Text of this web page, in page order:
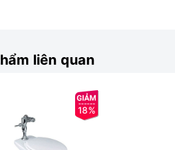
Nắp bồn cầu: TC375CVK - Xuất xứ:
kỹ thuật xí bệt CW681 két nước âm
liên quan
18%